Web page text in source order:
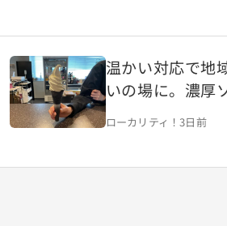
温かい対応で地
いの場に。濃厚
EKI TERRACE
ローカリティ！3日前